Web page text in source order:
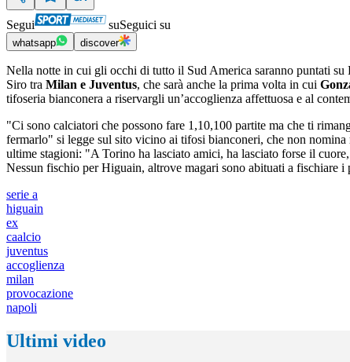
Segui suSeguici su
whatsapp discover
Nella notte in cui gli occhi di tutto il Sud America saranno puntati su
Siro tra Milan e Juventus, che sarà anche la prima volta in cui
tifoseria bianconera a riservargli un’accoglienza affettuosa e al
"Ci sono calciatori che possono fare 1,10,100 partite ma che ti
fermarlo" si legge sul sito vicino ai tifosi bianconeri, che non
ultime stagioni: "A Torino ha lasciato amici, ha lasciato forse il
Nessun fischio per Higuain, altrove magari sono abituati a fischiare
serie a
higuain
ex
caalcio
juventus
accoglienza
milan
provocazione
napoli
Ultimi video